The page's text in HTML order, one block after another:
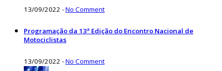
13/09/2022 -No Comment
Programação da 13ª Edição do Encontro Nacional de
Motociclistas
13/09/2022 -No Comment